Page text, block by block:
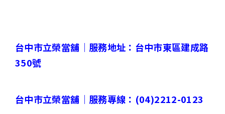
台中市立榮當舖｜ 服務地址：台中市東區建成路
350號
台中市立榮當舖｜ 服務專線： (04)2212-0123